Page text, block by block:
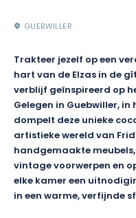
GUEBWILLER
Trakteer jezelf op een
hart van de Elzas in de
verblijf geïnspireerd op
Gelegen in Guebwiller,
dompelt deze unieke
artistieke wereld van
handgemaakte
vintage voorwerpen en
elke kamer een
in een warme, verfijnde